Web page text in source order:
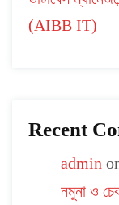
(AIBB IT)
Recent
admin
নমুনা ও